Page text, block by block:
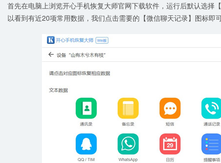
首先在电脑上浏览开心手机恢复大师官网下载软件，运行后默认选择
以看到有近20项常用数据，我们点击需要的【微信聊天记录】图标即